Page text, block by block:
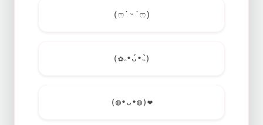
(ෆ˙ᵕ˙ෆ)
(✿˵•́ᴗ•̀˵)
(◍•ᴗ•◍)❤